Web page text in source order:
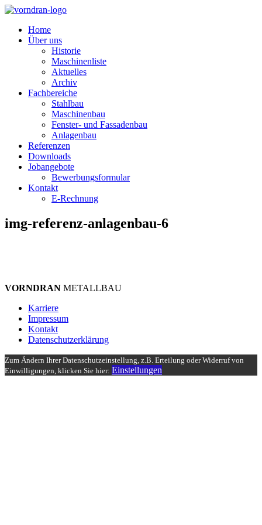
Home
Über uns
Historie
Maschinenliste
Aktuelles
Archiv
Fachbereiche
Stahlbau
Maschinenbau
Fenster- und Fassadenbau
Anlagenbau
Referenzen
Downloads
Jobangebote
Bewerbungsformular
Kontakt
E-Rechnung
img-referenz-anlagenbau-6
VORNDRAN METALLBAU
Karriere
Impressum
Kontakt
Datenschutzerklärung
Zum Ändern Ihrer Datenschutzeinstellung, z.B. Erteilung oder Widerruf von
Einwilligungen, klicken Sie hier: Einstellungen